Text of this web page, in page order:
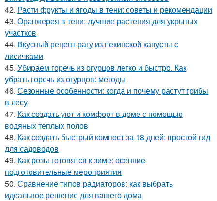
42. Расти фрукты и ягоды в тени: советы и рекомендации
43. Оранжерея в тени: лучшие растения для укрытых
участков
44. Вкусный рецепт рагу из пекинской капусты с
лисичками
45. Убираем горечь из огурцов легко и быстро. Как
убрать горечь из огурцов: методы
46. Сезонные особенности: когда и почему растут грибы
в лесу
47. Как создать уют и комфорт в доме с помощью
водяных теплых полов
48. Как создать быстрый компост за 18 дней: простой гид
для садоводов
49. Как розы готовятся к зиме: осенние
подготовительные мероприятия
50. Сравнение типов радиаторов: как выбрать
идеальное решение для вашего дома